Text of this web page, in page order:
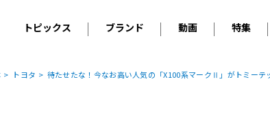
トピックス
ニュース
ブランド
輸入車 アウディ
動画
オリジナル動画
特集
2026 サ
トヨタ 待たせたな！今なお高い人気の「X100系マークⅡ」がトミーテ